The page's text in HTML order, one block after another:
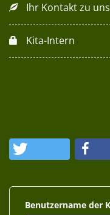
Ihr Kontakt zu uns
Kita-Intern
Benutzername